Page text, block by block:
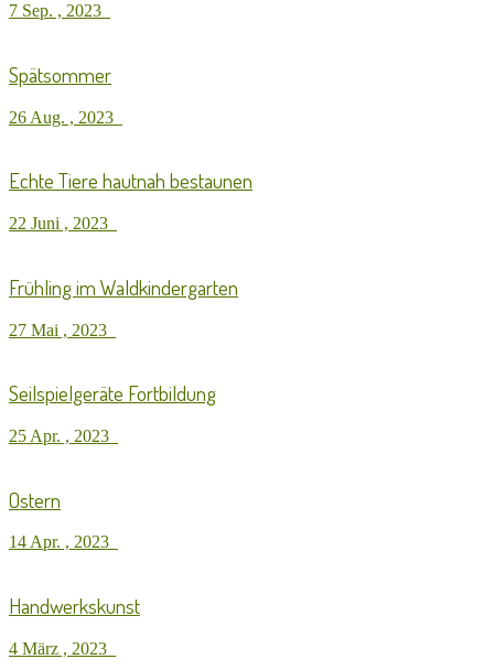
7 Sep. , 2023
Spätsommer
26 Aug. , 2023
Echte Tiere hautnah bestaunen
22 Juni , 2023
Frühling im Waldkindergarten
27 Mai , 2023
Seilspielgeräte Fortbildung
25 Apr. , 2023
Ostern
14 Apr. , 2023
Handwerkskunst
4 März , 2023